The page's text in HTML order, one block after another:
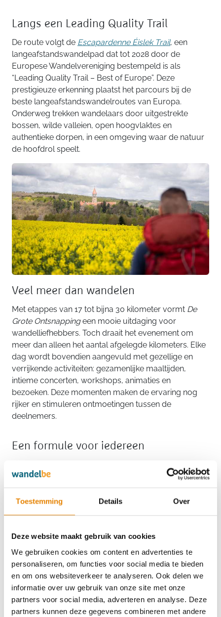
Toestemming Details Over
Deze website maakt gebruik van cookies
We gebruiken cookies om content en advertenties te
personaliseren, om functies voor social media te bieden
en om ons websiteverkeer te analyseren. Ook delen we
informatie over uw gebruik van onze site met onze
partners voor social media, adverteren en analyse. Deze
partners kunnen deze gegevens combineren met andere
Langs een Leading Quality Trail
De route volgt de Escapardenne Éislek Trail, een
langeafstandswandelpad dat tot 2028 door de
Europese Wandelvereniging bestempeld is als
“Leading Quality Trail – Best of Europe”. Deze
prestigieuze erkenning plaatst het parcours bij de
beste langeafstandswandelroutes van Europa.
Onderweg trekken wandelaars door uitgestrekte
bossen, wilde valleien, open hoogvlaktes en
authentieke dorpen, in een omgeving waar de natuur
de hoofdrol speelt.
Veel meer dan wandelen
Met etappes van 17 tot bijna 30 kilometer vormt De
Grote Ontsnappingeen mooie uitdaging voor
wandelliefhebbers. Toch draait het evenement om
meer dan alleen het aantal afgelegde kilometers. Elke
dag wordt bovendien aangevuld met gezellige en
verrijkende activiteiten: gezamenlijke maaltijden,
intieme concerten, workshops, animaties en
bezoeken. Deze momenten maken de ervaring nog
rijker en stimuleren ontmoetingen tussen de
deelnemers.
Een formule voor iedereen
avontuur beleven of één of meerdere etappes
afzonderlijk meestappen. Dankzij een organisatie die
volledig is afgestemd op het comfort van de
concentreren op wat echt belangrijk is: wandelen,
ademhalen en genieten van de omgeving.
De deelnameprijs voor het volledige vijfdaagse
avontuur bedraagt€ 300 per persoon . Wie liever
eerst kennismaakt met het concept, kan ook
deelnemen aan een afzonderlijke etappe voor€ 50
per persoonper dag. In beide formules genieten